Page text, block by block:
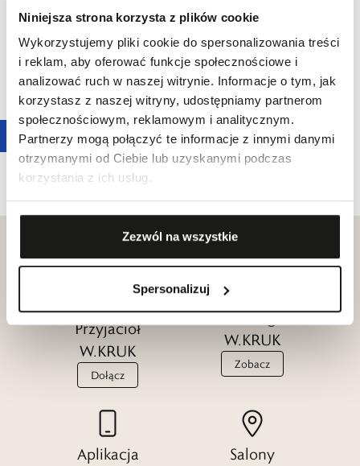
Niniejsza strona korzysta z plików cookie
Wykorzystujemy pliki cookie do spersonalizowania treści
i reklam, aby oferować funkcje społecznościowe i
analizować ruch w naszej witrynie. Informacje o tym, jak
korzystasz z naszej witryny, udostępniamy partnerom
społecznościowym, reklamowym i analitycznym.
Partnerzy mogą połączyć te informacje z innymi danymi
otrzymanymi od Ciebie lub uzyskanymi podczas
korzystania z ich usług.
Zezwól na wszystkie
Spersonalizuj
Końcówki kolekcji
ZEGAREK SECTOR ADV2500
CHRONOGRAPH
609,00 zł
Zegarki Sector
zegarki Sector, które przygotowaliśmy dla Ciebie w tej kategorii
naszego sklepu internetowego W.KRUK. Sprawdź, co sprawiło, że
wyrazisty, prawdziwie włoski design i sportowy charakter tych
Klub dla
Przyjaciół
W.KRUK
Dołącz
Katalogi
W.KRUK
Zobacz
Aplikacja
Salony